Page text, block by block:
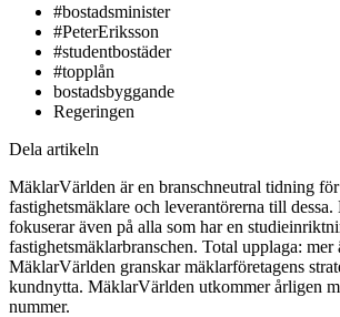
#bostadsminister
#PeterEriksson
#studentbostäder
#topplån
bostadsbyggande
Regeringen
Dela artikeln
MäklarVärlden är en branschneutral tidning
fastighetsmäklare och leverantörerna till
fokuserar även på alla som har en
fastighetsmäklarbranschen. Total upplaga: mer
MäklarVärlden granskar mäklarföretagens
kundnytta. MäklarVärlden utkommer årligen
nummer.